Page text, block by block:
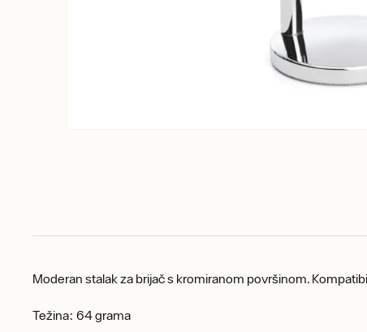
Moderan stalak za brijač s kromiranom površinom.
Težina: 64 grama